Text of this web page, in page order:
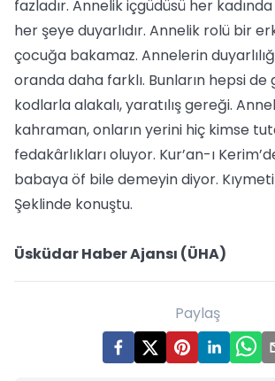
fazladır. Annelik içgüdüsü her
her şeye duyarlıdır. Annelik rolü bir
çocuğa bakamaz. Annelerin
oranda daha farklı. Bunların hepsi de
kodlarla alakalı, yaratılış gereği.
kahraman, onların yerini hiç kimse
fedakârlıkları oluyor. Kur’an-ı
babaya öf bile demeyin diyor.
Şeklinde konuştu.
Üsküdar Haber Ajansı (ÜHA)
Paylaş